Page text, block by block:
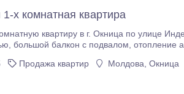
х комнатная квартира
квартиру в г. Окница по улице Индепенденцей
новой мебелью, большой балкон с
Продажа квартир Молдова, Окница